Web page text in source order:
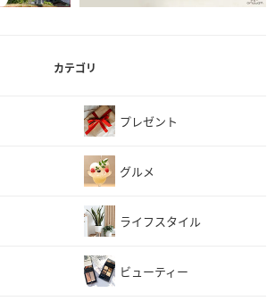
カテゴリ
プレゼント
グルメ
ライフスタイル
ビューティー